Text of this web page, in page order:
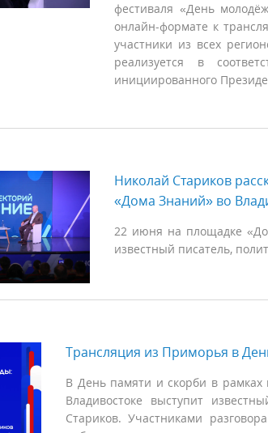
фестиваля «День
онлайн-формате к
участники из всех
реализуется в
инициированного
Николай Стариков
«Дома Знаний» во
22 июня на площадке
известный писатель,
Трансляция из Приморья в
В День памяти и скорби в
Владивостоке выступит
Стариков. Участниками